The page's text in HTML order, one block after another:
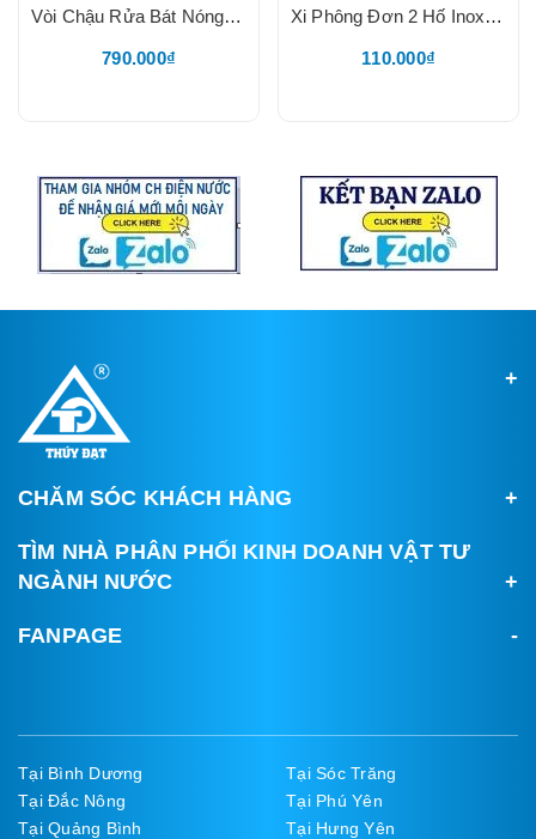
Vòi Chậu Rửa Bát Nóng Lạnh 747, Đồng Mạ, Kèm 2 Dây Cấp Chuột
790.000₫
Xi Phông Đơn 2 Hố Inox, Lắp Chậu Rửa Bát 2 Hố Inox, Lắp Vừa Tất Cả Các Hãng Chậu Rửa Bát
110.000₫
CHĂM SÓC KHÁCH HÀNG
TÌM NHÀ PHÂN PHỐI KINH DOANH VẬT TƯ
NGÀNH NƯỚC
FANPAGE
Tại Bình Dương
Tại Sóc Trăng
Tại Đắc Nông
Tại Phú Yên
Tại Quảng Bình
Tại Hưng Yên